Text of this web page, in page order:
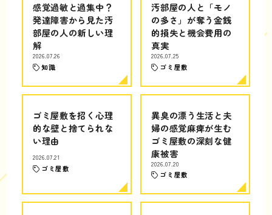
感覚過敏と過集中？
発達障害から見た汚
部屋の人の新しい理
解
2026.07.26
知識
汚部屋の人と「モノ
の多さ」が奪う金銭
的損失と機会費用の
真実
2026.07.25
ゴミ屋敷
ゴミ屋敷を招く心理
的な壁と捨てられな
い理由
2026.07.21
ゴミ屋敷
異臭の漂う生活と夫
婦の感覚麻痺が生む
ゴミ屋敷の深刻な健
康被害
2026.07.20
ゴミ屋敷